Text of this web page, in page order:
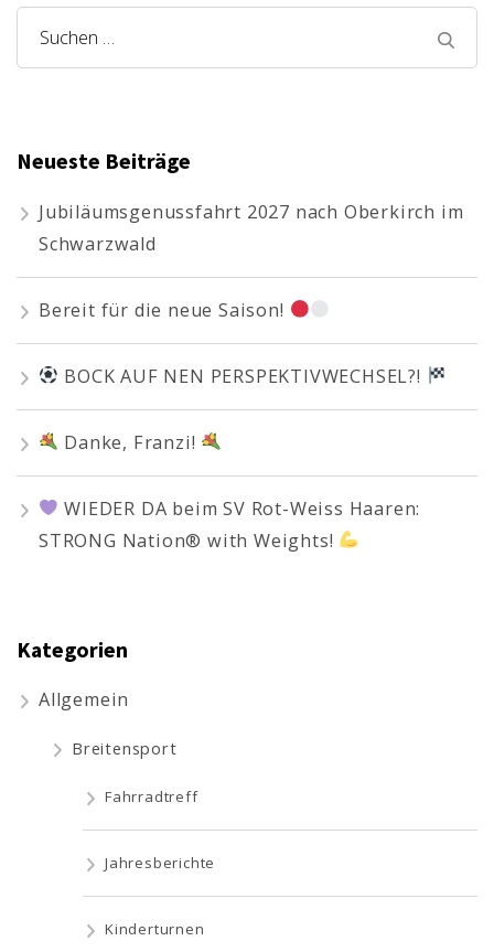
Suchen
nach:
Neueste Beiträge
Jubiläumsgenussfahrt 2027 nach Oberkirch im
Schwarzwald
Bereit für die neue Saison!
BOCK AUF NEN PERSPEKTIVWECHSEL?!
Danke, Franzi!
WIEDER DA beim SV Rot-Weiss Haaren:
STRONG Nation® with Weights!
Kategorien
Allgemein
Breitensport
Fahrradtreff
Jahresberichte
Kinderturnen